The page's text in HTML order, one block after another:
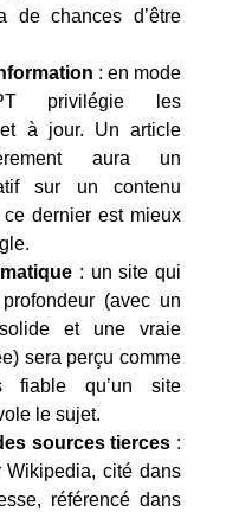
de chances d’être
: en mode
privilégie les
à jour. Un article
aura un
sur un contenu
dernier est mieux
: un site qui
(avec un
et une vraie
sera perçu comme
fiable qu’un site
le sujet.
sources tierces :
Wikipedia, cité dans
référencé dans